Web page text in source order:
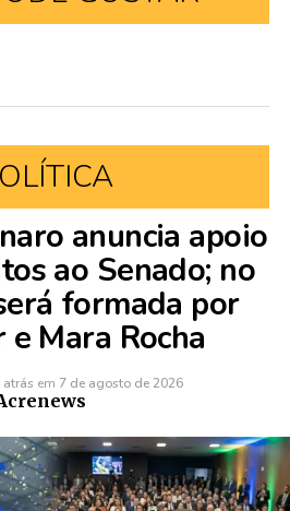
anuncia apoio
ao Senado; no
formada por
Mara Rocha
atrás em 7 de agosto de 2026